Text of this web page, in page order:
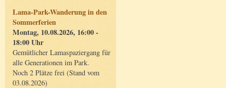
Lama-Park-Wanderung in den
Sommerferien
Montag, 10.08.2026, 16:00 -
18:00 Uhr
Gemütlicher Lamaspaziergang für
alle Generationen im Park.
Noch 2 Plätze frei (Stand vom
03.08.2026)